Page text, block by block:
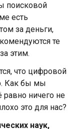
поисковой
есть
за деньги,
те
этим.
что цифровой
Как бы мы
равно ничего не
это для нас?
наук,